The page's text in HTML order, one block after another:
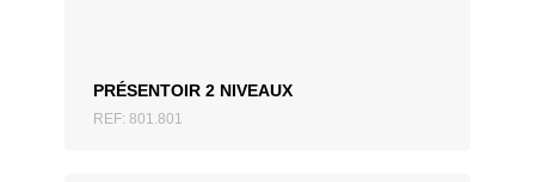
PRÉSENTOIR 2 NIVEAUX
REF: 801.801